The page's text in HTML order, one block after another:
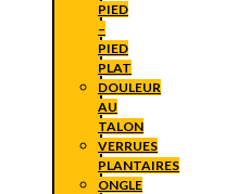
PIED
–
PIED
PLAT
DOULEUR
AU
TALON
VERRUES
PLANTAIRES
ONGLE